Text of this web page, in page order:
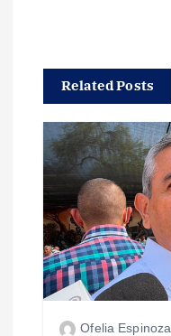
c
ó
n
d
e
Related Posts
Ofelia Espinoza